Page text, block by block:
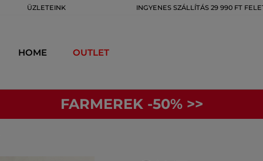
ÜZLETEINK INGYENES SZÁLLÍTÁS 29 990 FT
HOME OUTLET
FARMEREK -50% >>